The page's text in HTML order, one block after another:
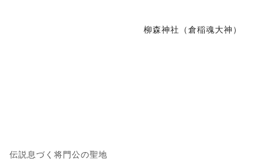
伝説息づく将門公の聖地
柳森神社（倉稲魂大神）